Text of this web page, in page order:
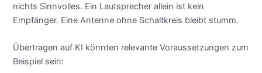
nichts Sinnvolles. Ein Lautsprecher allein ist kein
Empfänger. Eine Antenne ohne Schaltkreis bleibt stumm.
Übertragen auf KI könnten relevante Voraussetzungen zum
Beispiel sein: